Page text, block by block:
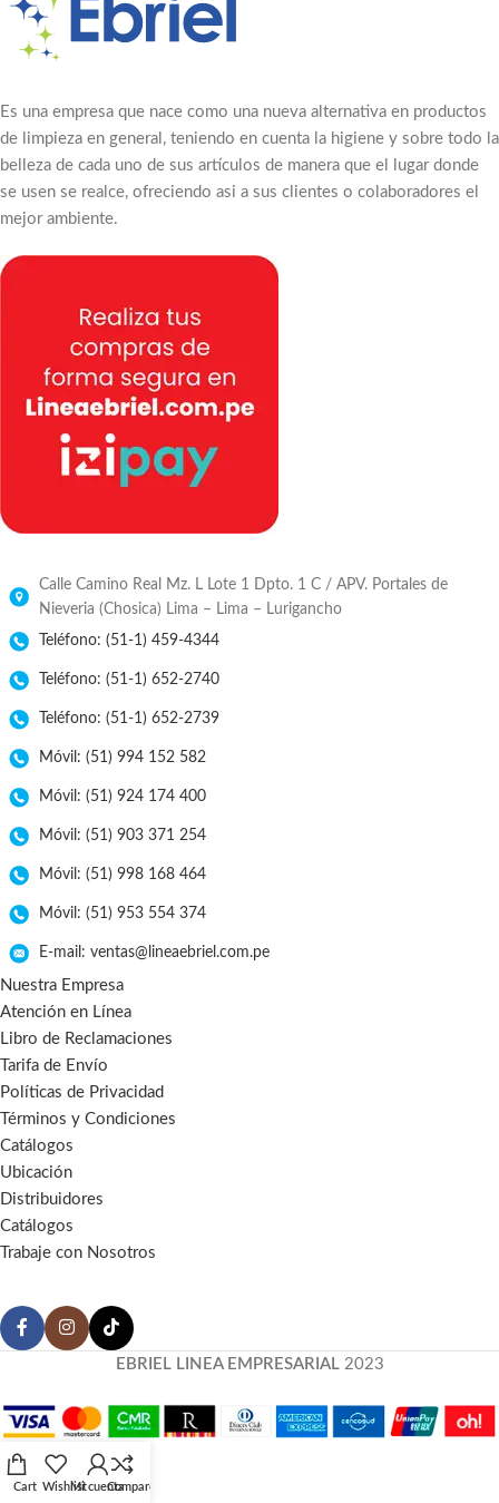
Es una empresa que nace como una nueva alternativa en productos
de limpieza en general, teniendo en cuenta la higiene y sobre todo la
belleza de cada uno de sus artículos de manera que el lugar donde
se usen se realce, ofreciendo asi a sus clientes o colaboradores el
mejor ambiente.
Calle Camino Real Mz. L Lote 1 Dpto. 1 C / APV. Portales de
Nieveria (Chosica) Lima – Lima – Lurigancho
Teléfono: (51-1) 459-4344
Teléfono: (51-1) 652-2740
Teléfono: (51-1) 652-2739
Móvil: (51) 994 152 582
Móvil: (51) 924 174 400
Móvil: (51) 903 371 254
Móvil: (51) 998 168 464
Móvil: (51) 953 554 374
E-mail: ventas@lineaebriel.com.pe
Nuestra Empresa
Atención en Línea
Libro de Reclamaciones
Tarifa de Envío
Políticas de Privacidad
Términos y Condiciones
Catálogos
Ubicación
Distribuidores
Catálogos
Trabaje con Nosotros
EBRIEL LINEA EMPRESARIAL 2023
Cart WishlistMi cuentaCompare